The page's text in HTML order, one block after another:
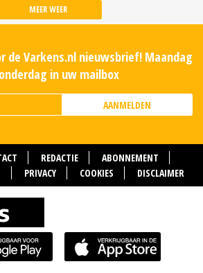
MEER WEER
de Varkens.nl nieuwsbrief! Maandag
in uw mailbox
AANMELDEN
REDACTIE
ABONNEMENT
PRIVACY COOKIES DISCLAIMER